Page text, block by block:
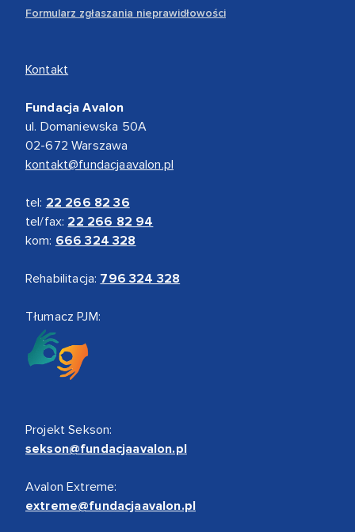
Formularz zgłaszania nieprawidłowości
Kontakt
Fundacja Avalon
ul. Domaniewska 50A
02-672 Warszawa
kontakt@fundacjaavalon.pl
tel: 22 266 82 36
tel/fax: 22 266 82 94
kom: 666 324 328
Rehabilitacja: 796 324 328
Tłumacz PJM:
Projekt Sekson:
sekson@fundacjaavalon.pl
Avalon Extreme:
extreme@fundacjaavalon.pl